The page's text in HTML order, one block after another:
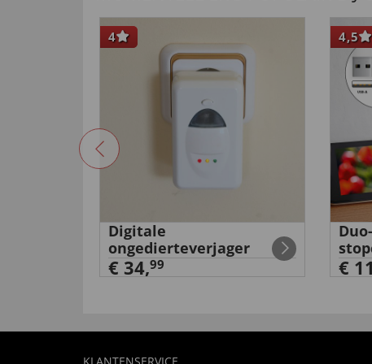
4
Digitale
ongedierteverjager
€ 34,99
4,5
€